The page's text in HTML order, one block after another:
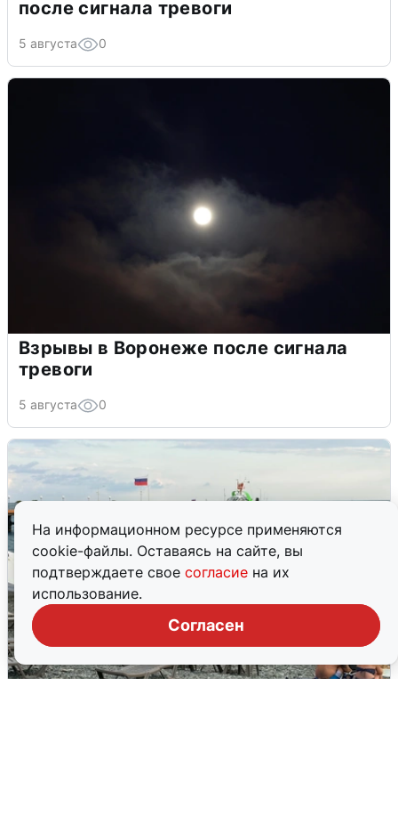
На информационном ресурсе применяются
cookie-файлы. Оставаясь на сайте, вы
подтверждаете свое согласие на их
использование.
Согласен
после сигнала тревоги
5 августа 0
Взрывы в Воронеже после сигнала
тревоги
5 августа 0